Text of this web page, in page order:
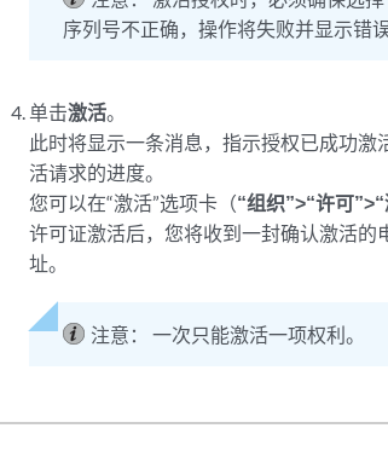
序列号不正确，操作将失败并显示错误
单击激活。
此时将显示一条消息，指示授权已成功激
活请求的进度。
您可以在“激活”选项卡（“组织”>“许可
许可证激活后，您将收到一封确认激活
址。
注意： 一次只能激活一项权利。